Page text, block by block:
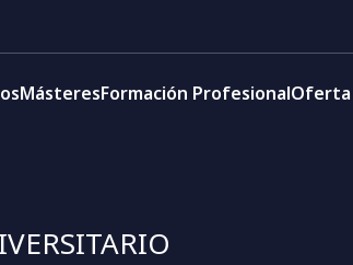
MásteresFormación ProfesionalOferta